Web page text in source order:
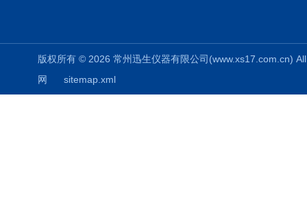
版权所有 © 2026 常州迅生仪器有限公司
网
sitemap.xml